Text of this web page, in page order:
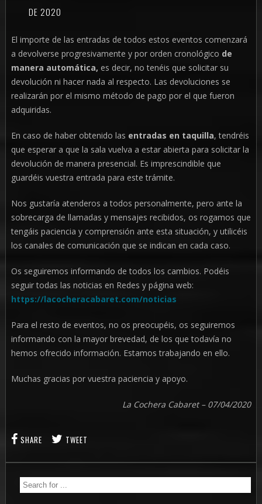
DE 2020
El importe de las entradas de todos estos eventos comenzará
a devolverse progresivamente y por orden cronológico de
manera automática, es decir, no tenéis que solicitar su
devolución ni hacer nada al respecto. Las devoluciones se
realizarán por el mismo método de pago por el que fueron
adquiridas.
En caso de haber obtenido las entradas en taquilla, tendréis
que esperar a que la sala vuelva a estar abierta para solicitar la
devolución de manera presencial. Es imprescindible que
guardéis vuestra entrada para este trámite.
Nos gustaría atenderos a todos personalmente, pero ante la
sobrecarga de llamadas y mensajes recibidos, os rogamos que
tengáis paciencia y comprensión ante esta situación, y utilicéis
los canales de comunicación que se indican en cada caso.
Os seguiremos informando de todos los cambios. Podéis
seguir todas las noticias en Redes y página web:
https://lacocheracabaret.com/noticias
Para el resto de eventos, no os preocupéis, os seguiremos
informando con la mayor brevedad, de los que todavía no
hemos ofrecido información. Estamos trabajando en ello.
Muchas gracias por vuestra paciencia y apoyo.
La Cochera Cabaret – 07/04/2020
SHARE TWEET